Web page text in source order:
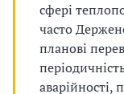
сфері
часто
планові
аварійності,